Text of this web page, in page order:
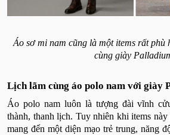
Áo sơ mi nam cũng là một items rất phù
cùng giày
Lịch lãm cùng áo polo nam với giày
Áo polo nam luôn là tượng đài vĩnh
thành, thanh lịch. Tuy nhiên khi items
mang đến một diện mạo trẻ trung, năng